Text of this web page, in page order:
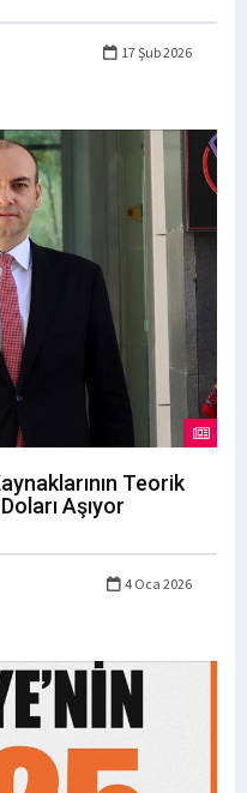
17 Şub 2026
Teorik
Aşıyor
4 Oca 2026